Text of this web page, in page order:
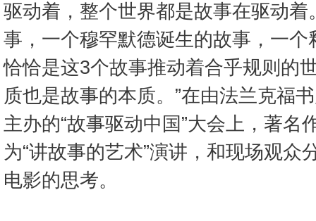
驱动着，整个世界都是故事在驱动
事，一个穆罕默德诞生的故事，一
恰恰是这3个故事推动着合乎规则的
质也是故事的本质。”在由法兰克福
主办的“故事驱动中国”大会上，著名
为“讲故事的艺术”演讲，和现场观众
电影的思考。